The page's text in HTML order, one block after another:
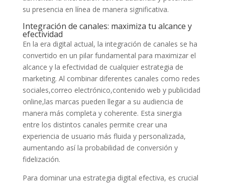
su presencia en línea de manera significativa.
Integración ⁣de canales: maximiza‌ tu alcance y
efectividad
En la era digital ⁣actual, la integración de canales se ha
convertido en⁤ un ⁢pilar fundamental para maximizar el
alcance y la efectividad ​de​ cualquier ‍estrategia de
marketing. Al combinar diferentes⁢ canales como redes
sociales,correo electrónico,contenido ⁤web y publicidad
⁤online,las⁢ marcas pueden llegar⁣ a su audiencia de
‍manera más completa ‍y coherente. ⁢Esta sinergia‍
entre⁣ los distintos ‌canales permite crear ⁢una ​
experiencia ⁢de usuario más⁣ fluida y personalizada,​
aumentando así la probabilidad de conversión y
fidelización.
Para‌ dominar una​ estrategia⁢ digital efectiva, es crucial⁤